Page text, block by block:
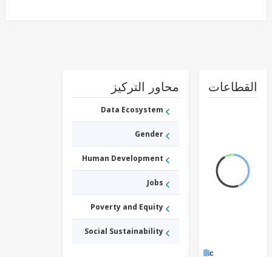
محاور التركيز
Data Ecosystem
Gender
Human Development
Poverty and Equity
Social Sustainability